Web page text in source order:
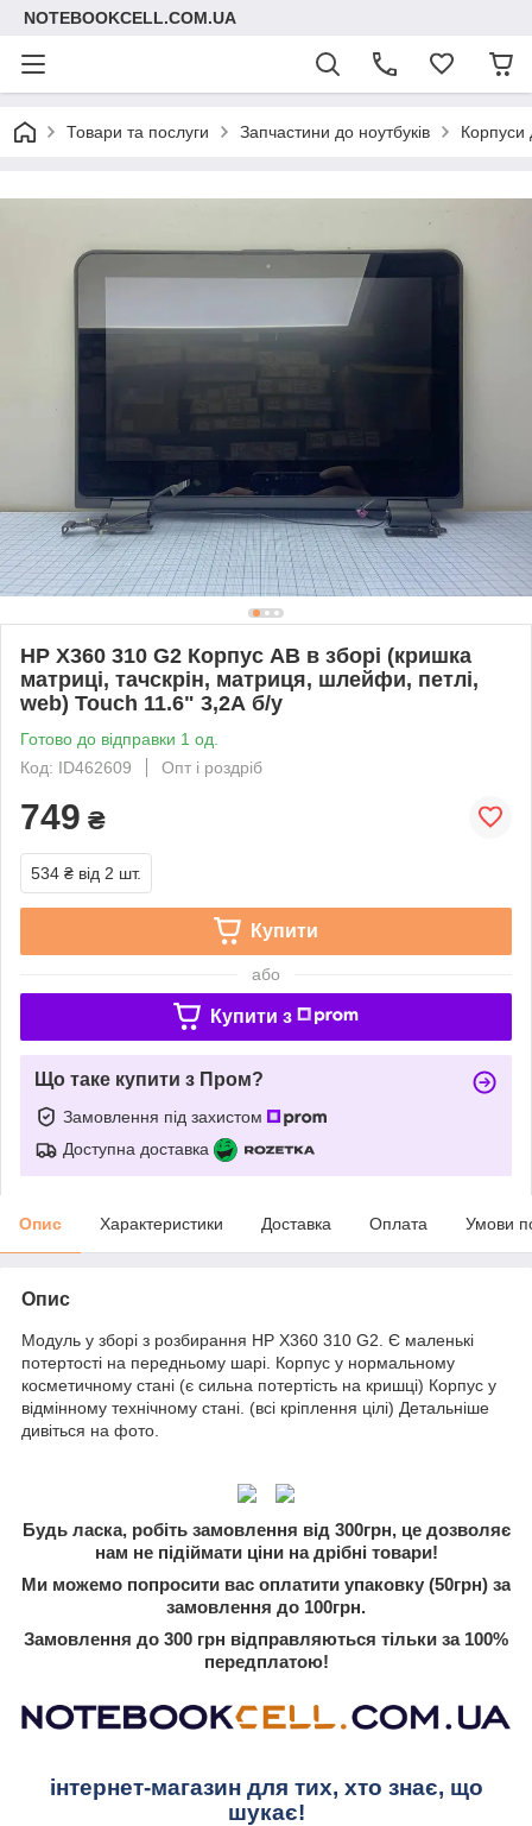
NOTEBOOKCELL.COM.UA
Товари та послуги Запчастини до ноутбуків Корпуси
HP X360 310 G2 Корпус AB в зборі (кришка
матриці, тачскрін, матриця, шлейфи, петлі,
web) Touch 11.6" 3,2А б/у
Готово до відправки 1 од.
Код: ID462609
Опт і роздріб
749 ₴
534 ₴ від 2 шт.
Купити
або
Купити з
Що таке купити з Пром?
Замовлення під захистом
Доступна доставка
Опис Характеристики Доставка Оплата Умови
Опис
Модуль у зборі з розбирання HP X360 310 G2. Є маленькі
потертості на передньому шарі. Корпус у нормальному
косметичному стані (є сильна потертість на кришці) Корпус у
відмінному технічному стані. (всі кріплення цілі) Детальніше
дивіться на фото.
Будь ласка, робіть замовлення від 300грн, це дозволяє
нам не підіймати ціни на дрібні товари!
Ми можемо попросити вас оплатити упаковку (50грн) за
замовлення до 100грн.
Замовлення до 300 грн відправляються тільки за 100%
передплатою!
інтернет-магазин для тих, хто знає, що
шукає!